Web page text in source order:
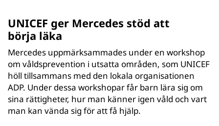
UNICEF ger Mercedes stöd att
börja läka
Mercedes uppmärksammades under en workshop
om våldsprevention i utsatta områden, som UNICEF
höll tillsammans med den lokala organisationen
ADP. Under dessa workshopar får barn lära sig om
sina rättigheter, hur man känner igen våld och vart
man kan vända sig för att få hjälp.